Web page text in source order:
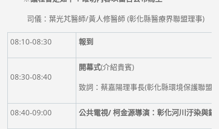
司儀：葉光芃醫師/黃人修醫師 (彰化縣醫療界聯盟理事)
08:10-08:30 報到
08:30-08:40
開幕式(介紹貴賓)
致詞：蔡嘉陽理事長(彰化縣環境保護聯盟)
08:40-09:00 公共電視/ 柯金源導演：彰化河川汙染與鎘